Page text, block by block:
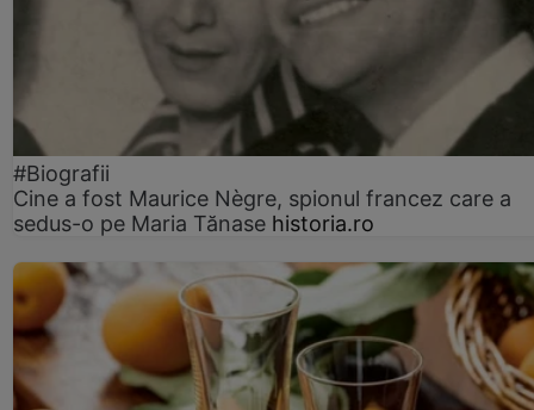
#Biografii
Cine a fost Maurice Nègre, spionul francez care a
sedus-o pe Maria Tănase historia.ro